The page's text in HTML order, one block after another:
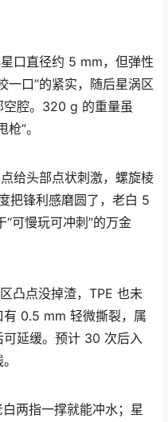
口直径约 5 mm，但弹性
一口”的紧实，随后星涡区
腔。320 g 的重量虽
”。
给头部点状刺激，螺旋棱
把锋利感磨圆了，老白 5
可慢玩可冲刺”的万金
凸点没掉渣，TPE 也未
有 0.5 mm 轻微撕裂，属
延缓。预计 30 次后入
两指一撑就能冲水；星